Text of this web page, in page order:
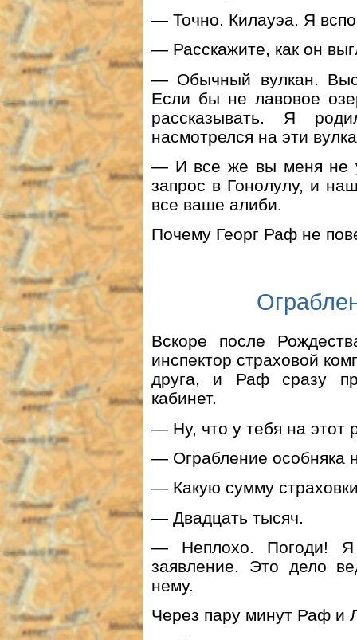
— Точно. Килауэа. Я
— Расскажите, как он
— Обычный вулкан.
Если бы не лавовое
рассказывать. Я
насмотрелся на эти
— И все же вы меня не
запрос в Гонолулу, и
все ваше алиби.
Почему Георг Раф не
Вскоре после
инспектор страховой
друга, и Раф сразу
кабинет.
— Ну, что у тебя на этот
— Ограбление особняка
— Какую сумму
— Двадцать тысяч.
— Неплохо. Погоди!
заявление. Это дело
нему.
Через пару минут Раф и